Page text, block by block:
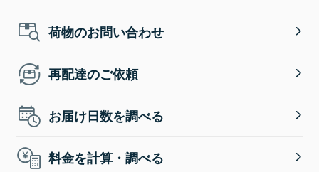
荷物のお問い合わせ
再配達のご依頼
お届け日数を調べる
料金を計算・調べる